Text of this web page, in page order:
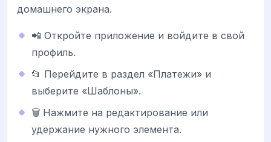
домашнего экрана.
📲 Откройте приложение и войдите в свой
профиль.
📂 Перейдите в раздел «Платежи» и
выберите «Шаблоны».
🗑️ Нажмите на редактирование или
удержание нужного элемента.